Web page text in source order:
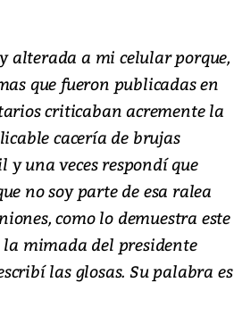
alterada a mi celular porque,
que fueron publicadas en
criticaban acremente la
cacería de brujas
una veces respondí que
no soy parte de esa ralea
como lo demuestra este
mimada del presidente
las glosas. Su palabra es